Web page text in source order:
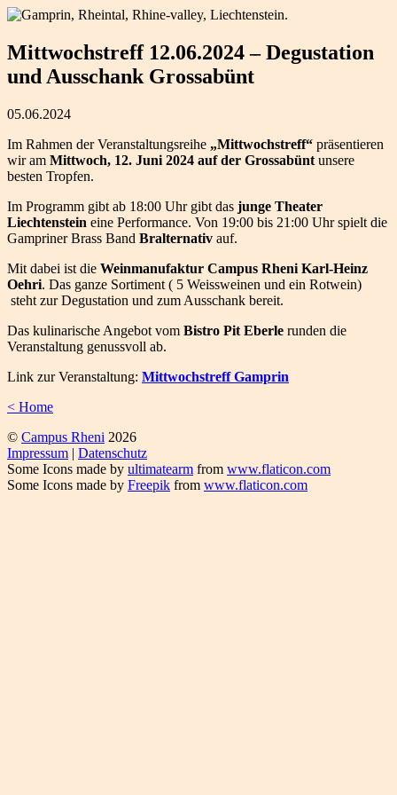
Mittwochstreff 12.06.2024 – Degustation
und Ausschank Grossabünt
05.06.2024
Im Rahmen der Veranstaltungsreihe „Mittwochstreff“ präsentieren
wir am Mittwoch, 12. Juni 2024 auf der Grossabünt unsere
besten Tropfen.
Im Programm gibt ab 18:00 Uhr gibt das junge Theater
Liechtenstein eine Performance. Von 19:00 bis 21:00 Uhr spielt die
Gampriner Brass Band Bralternativ auf.
Mit dabei ist die Weinmanufaktur Campus Rheni Karl-Heinz
Oehri. Das ganze Sortiment ( 5 Weissweinen und ein Rotwein)
steht zur Degustation und zum Ausschank bereit.
Das kulinarische Angebot vom Bistro Pit Eberle runden die
Veranstaltung genussvoll ab.
Link zur Veranstaltung: Mittwochstreff Gamprin
< Home
© Campus Rheni 2026
Impressum | Datenschutz
Some Icons made by ultimatearm from www.flaticon.com
Some Icons made by Freepik from www.flaticon.com